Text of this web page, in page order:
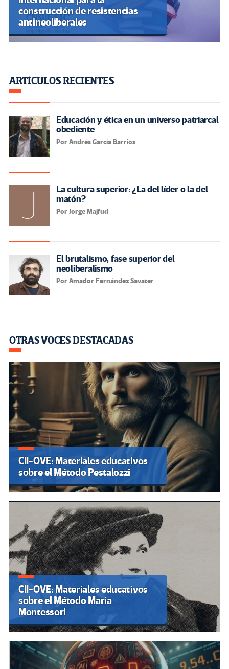
construcción de resistencias
antineoliberales
ARTÍCULOS RECIENTES
Educación y ética en un universo patriarcal
obediente
Por Andrés García Barrios
La cultura superior: ¿La del líder o la del
matón?
Por Jorge Majfud
El brutalismo, fase superior del
neoliberalismo
Por Amador Fernández Savater
OTRAS VOCES DESTACADAS
CII-OVE: Materiales educativos
sobre el Método Pestalozzi
CII-OVE: Materiales educativos
sobre el Método Maria
Montessori